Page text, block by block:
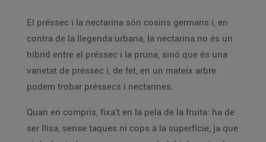
El préssec i la nectarina són cosins germans i, en
contra de la llegenda urbana, la nectarina no és un
híbrid entre el préssec i la pruna, sinó que és una
varietat de préssec i, de fet, en un mateix arbre
podem trobar préssecs i nectarines.
Quan en compris, fixa’t en la pela de la fruita: ha de
ser llisa, sense taques ni cops a la superfície, ja que